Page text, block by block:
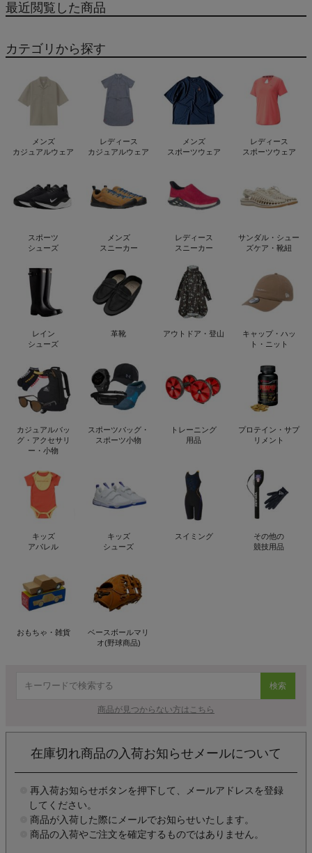
最近閲覧した商品
カテゴリから探す
メンズ
カジュアルウェア
レディース
カジュアルウェア
メンズ
スポーツウェア
レディース
スポーツウェア
スポーツ
シューズ
メンズ
スニーカー
レディース
スニーカー
サンダル・シュー
ズケア・靴紐
レイン
シューズ
革靴 アウトドア・登山
キャップ・ハッ
ト・ニット
カジュアルバッ
グ・アクセサリ
ー・小物
スポーツバッグ・
スポーツ小物
トレーニング
用品
プロテイン・サプ
リメント
キッズ
アパレル
キッズ
シューズ
スイミング
その他の
競技用品
おもちゃ・雑貨
ベースボールマリ
オ(野球商品)
検索
商品が見つからない方はこちら
在庫切れ商品の入荷お知らせメールについて
再入荷お知らせボタンを押下して、メールアドレスを登録
してください。
商品が入荷した際にメールでお知らせいたします。
商品の入荷やご注文を確定するものではありません。